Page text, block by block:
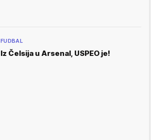
FUDBAL
Iz Čelsija u Arsenal, USPEO je!